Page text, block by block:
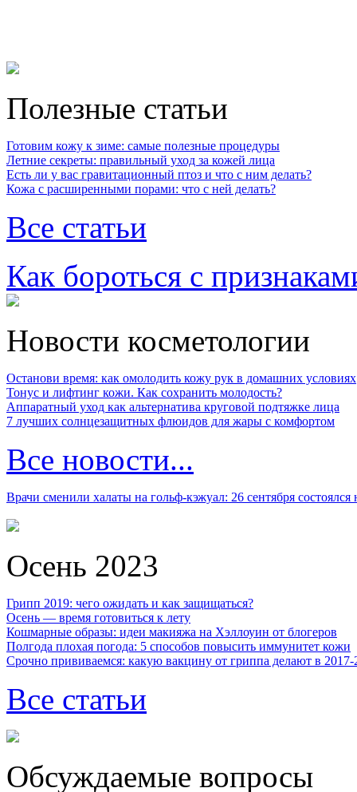
Полезные статьи
Готовим кожу к зиме: самые полезные процедуры
Летние секреты: правильный уход за кожей лица
Есть ли у вас гравитационный птоз и что с ним делать?
Кожа с расширенными порами: что с ней делать?
Все статьи
Как бороться с
Новости косметологии
Останови время: как омолодить кожу рук в домашних условиях
Тонус и лифтинг кожи. Как сохранить молодость?
Аппаратный уход как альтернатива круговой подтяжке лица
7 лучших солнцезащитных флюидов для жары с комфортом
Все новости...
Врачи сменили халаты на гольф-кэжуал: 26 сентября
Осень 2023
Грипп 2019: чего ожидать и как защищаться?
Осень — время готовиться к лету
Кошмарные образы: идеи макияжа на Хэллоуин от блогеров
Полгода плохая погода: 5 способов повысить иммунитет кожи
Срочно прививаемся: какую вакцину от гриппа делают в 2017-
Все статьи
Обсуждаемые вопросы